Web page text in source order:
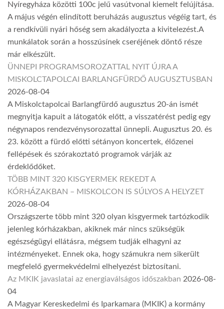
Nyíregyháza közötti 100c jelű vasútvonal kiemelt felújítása.
A május végén elindított beruházás augusztus végéig tart, és
a rendkívüli nyári hőség sem akadályozta a kivitelezést.A
munkálatok során a hosszúsínek cseréjének döntő része
már elkészült.
ÜNNEPI PROGRAMSOROZATTAL NYIT ÚJRA A
MISKOLCTAPOLCAI BARLANGFÜRDŐ AUGUSZTUSBAN
2026-08-04
A Miskolctapolcai Barlangfürdő augusztus 20-án ismét
megnyitja kapuit a látogatók előtt, a visszatérést pedig egy
négynapos rendezvénysorozattal ünnepli. Augusztus 20. és
23. között a fürdő előtti sétányon koncertek, élőzenei
fellépések és szórakoztató programok várják az
érdeklődőket.
TÖBB MINT 320 KISGYERMEK REKEDT A
KÓRHÁZAKBAN – MISKOLCON IS SÚLYOS A HELYZET
2026-08-04
Országszerte több mint 320 olyan kisgyermek tartózkodik
jelenleg kórházakban, akiknek már nincs szükségük
egészségügyi ellátásra, mégsem tudják elhagyni az
intézményeket. Ennek oka, hogy számukra nem sikerült
megfelelő gyermekvédelmi elhelyezést biztosítani.
Az MKIK javaslatai az energiaválságos időszakban 2026-08-
04
A Magyar Kereskedelmi és Iparkamara (MKIK) a kormány